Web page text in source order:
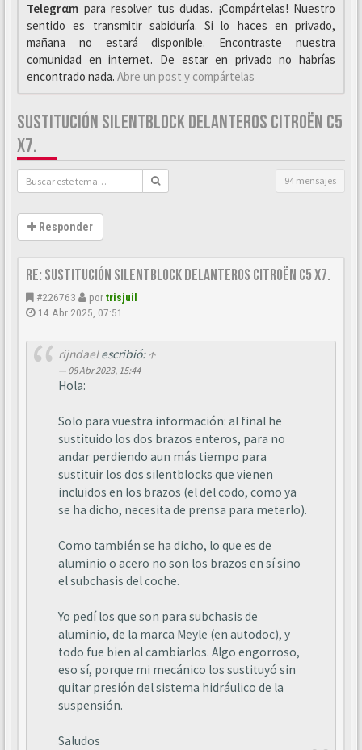
Telegrαm para resolver tus dudas. ¡Compártelas! Nuestro
sentido es transmitir sabiduría. Si lo haces en privado,
mañana no estará disponible. Encontraste nuestra
comunidad en internet. De estar en privado no habrías
encontrado nada. Abre un post y compártelas
SUSTITUCIÓN SILENTBLOCK DELANTEROS CITROËN C5
X7.
94 mensajes
Responder
Re: Sustitución SILENTBLOCK delanteros Citroën C5 X7.
#226763 portrisjuil
14 Abr 2025, 07:51
rijndaelescribió: ↑
08 Abr 2023, 15:44
Hola:
Solo para vuestra información: al final he
sustituido los dos brazos enteros, para no
andar perdiendo aun más tiempo para
sustituir los dos silentblocks que vienen
incluidos en los brazos (el del codo, como ya
se ha dicho, necesita de prensa para meterlo).
Como también se ha dicho, lo que es de
aluminio o acero no son los brazos en sí sino
el subchasis del coche.
Yo pedí los que son para subchasis de
aluminio, de la marca Meyle (en autodoc), y
todo fue bien al cambiarlos. Algo engorroso,
eso sí, porque mi mecánico los sustituyó sin
quitar presión del sistema hidráulico de la
suspensión.
Saludos